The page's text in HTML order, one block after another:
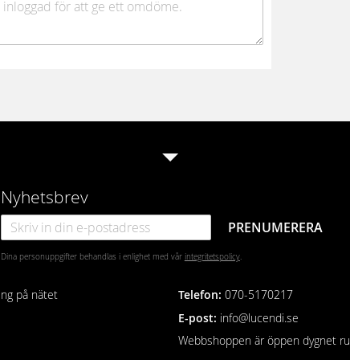
Nyhetsbrev
PRENUMERERA
Dina personuppgifter behandlas i enlighet med vår integritetspolicy.
på nätet
Telefon: 070-5170217
E-post: info@lucendi.se
Webbshoppen är öppen dygnet